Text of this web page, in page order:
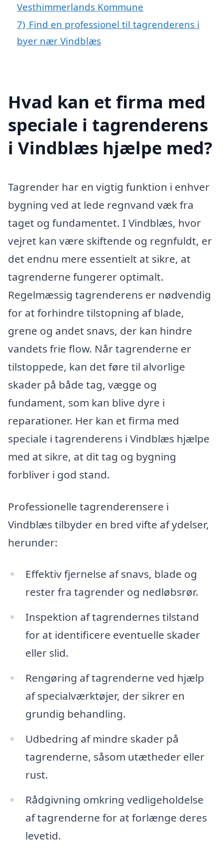
Vesthimmerlands Kommune
7) Find en professionel til tagrenderens i
byer nær Vindblæs
Hvad kan et firma med
speciale i tagrenderens
i Vindblæs hjælpe med?
Tagrender har en vigtig funktion i enhver
bygning ved at lede regnvand væk fra
taget og fundamentet. I Vindblæs, hvor
vejret kan være skiftende og regnfuldt, er
det endnu mere essentielt at sikre, at
tagrenderne fungerer optimalt.
Regelmæssig tagrenderens er nødvendig
for at forhindre tilstopning af blade,
grene og andet snavs, der kan hindre
vandets frie flow. Når tagrenderne er
tilstoppede, kan det føre til alvorlige
skader på både tag, vægge og
fundament, som kan blive dyre i
reparationer. Her kan et firma med
speciale i tagrenderens i Vindblæs hjælpe
med at sikre, at dit tag og bygning
forbliver i god stand.
Professionelle tagrenderensere i
Vindblæs tilbyder en bred vifte af ydelser,
herunder:
Effektiv fjernelse af snavs, blade og
rester fra tagrender og nedløbsrør.
Inspektion af tagrendernes tilstand
for at identificere eventuelle skader
eller slid.
Rengøring af tagrenderne ved hjælp
af specialværktøjer, der sikrer en
grundig behandling.
Udbedring af mindre skader på
tagrenderne, såsom utætheder eller
rust.
Rådgivning omkring vedligeholdelse
af tagrenderne for at forlænge deres
levetid.